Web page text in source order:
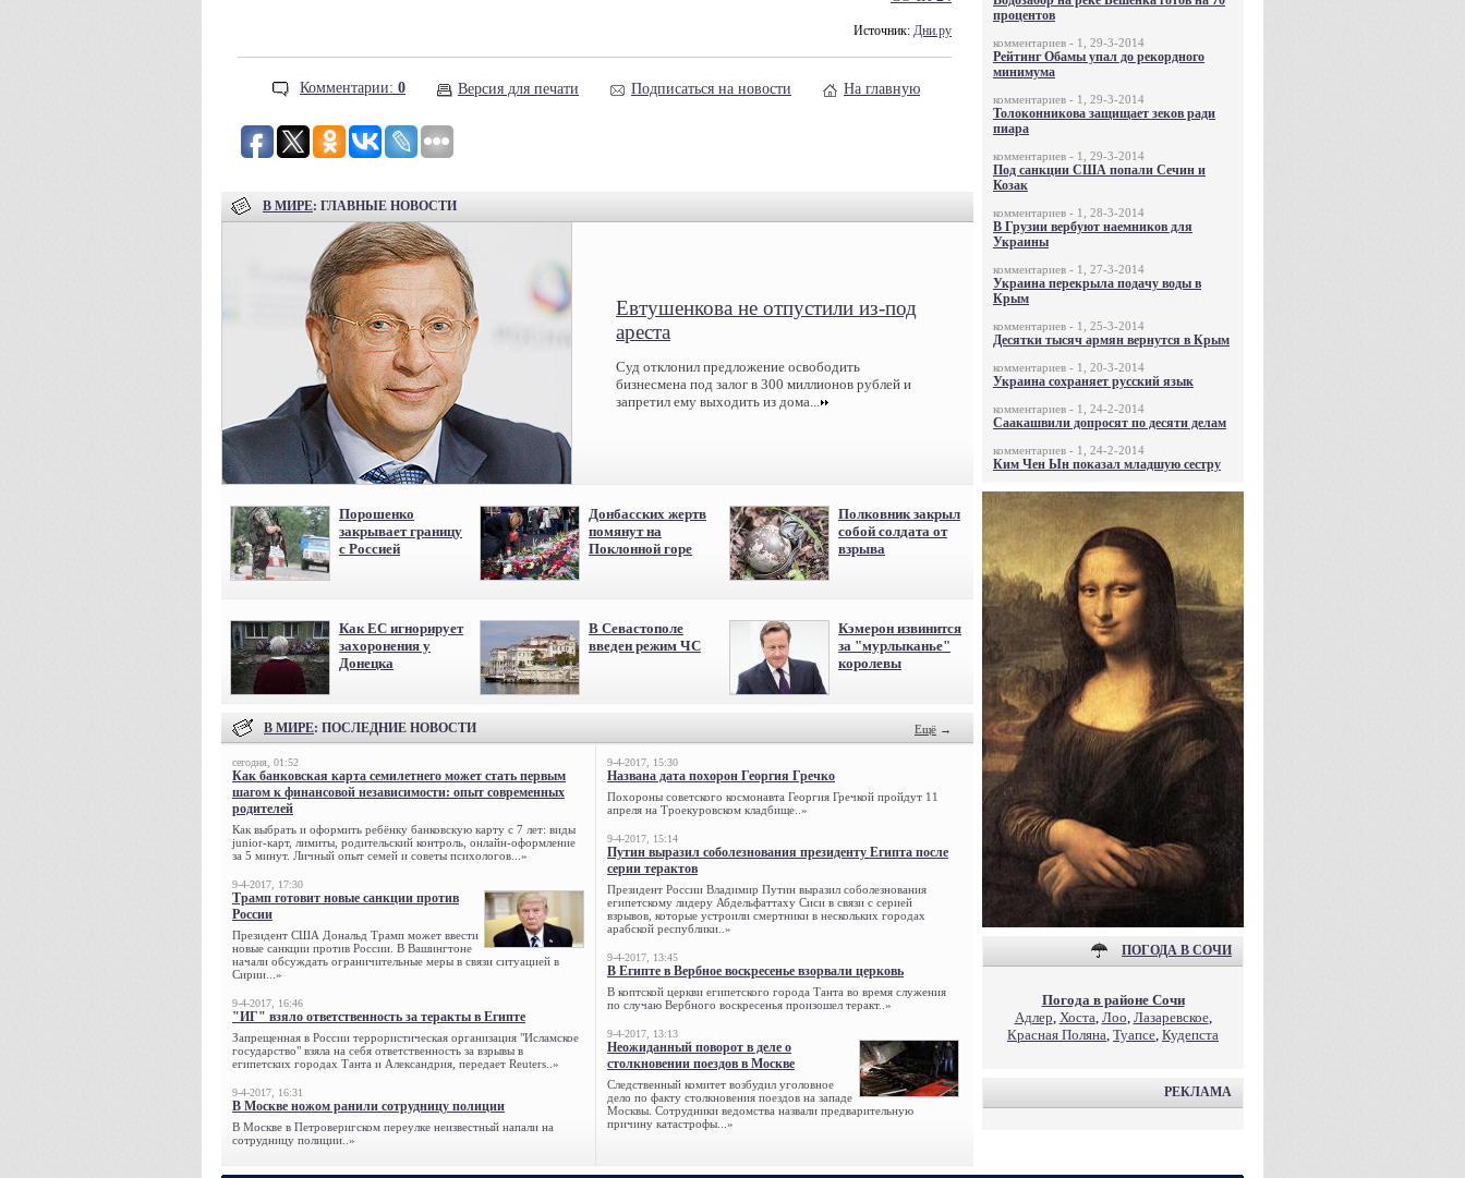
Источник: Дни.ру
Комментарии: 0 Версия для печати Подписаться на новости На главную
В МИРЕ: ГЛАВНЫЕ НОВОСТИ
Евтушенкова не отпустили из-под
ареста
Суд отклонил предложение освободить
бизнесмена под залог в 300 миллионов рублей и
запретил ему выходить из дома...
Порошенко
закрывает границу
с Россией
Донбасских жертв
помянут на
Поклонной горе
Полковник закрыл
собой солдата от
взрыва
Как ЕС игнорирует
захоронения у
Донецка
В Севастополе
введен режим ЧС
Кэмерон извинится
за "мурлыканье"
королевы
В МИРЕ: ПОСЛЕДНИЕ НОВОСТИ Ещё →
сегодня, 01:52
Как банковская карта семилетнего может стать первым
шагом к финансовой независимости: опыт современных
родителей
Как выбрать и оформить ребёнку банковскую карту с 7 лет: виды
junior-карт, лимиты, родительский контроль, онлайн-оформление
за 5 минут. Личный опыт семей и советы психологов...»
9-4-2017, 17:30
Трамп готовит новые санкции против
России
Президент США Дональд Трамп может ввести
новые санкции против России. В Вашингтоне
начали обсуждать ограничительные меры в связи ситуацией в
Сирии...»
9-4-2017, 16:46
"ИГ" взяло ответственность за теракты в Египте
Запрещенная в России террористическая организация "Исламское
государство" взяла на себя ответственность за взрывы в
египетских городах Танта и Александрия, передает Reuters..»
9-4-2017, 16:31
В Москве ножом ранили сотрудницу полиции
В Москве в Петроверигском переулке неизвестный напали на
сотрудницу полиции..»
9-4-2017, 15:30
Названа дата похорон Георгия Гречко
Похороны советского космонавта Георгия Гречкой пройдут 11
апреля на Троекуровском кладбище..»
9-4-2017, 15:14
Путин выразил соболезнования президенту Египта после
серии терактов
Президент России Владимир Путин выразил соболезнования
египетскому лидеру Абдельфаттаху Сиси в связи с серией
взрывов, которые устроили смертники в нескольких городах
арабской республики..»
9-4-2017, 13:45
В Египте в Вербное воскресенье взорвали церковь
В коптской церкви египетского города Танта во время служения
по случаю Вербного воскресенья произошел теракт..»
9-4-2017, 13:13
Неожиданный поворот в деле о
столкновении поездов в Москве
Следственный комитет возбудил уголовное
дело по факту столкновения поездов на западе
Москвы. Сотрудники ведомства назвали предварительную
причину катастрофы...»
процентов
комментариев - 1, 29-3-2014
Рейтинг Обамы упал до рекордного
минимума
комментариев - 1, 29-3-2014
Толоконникова защищает зеков ради
пиара
комментариев - 1, 29-3-2014
Под санкции США попали Сечин и
Козак
комментариев - 1, 28-3-2014
В Грузии вербуют наемников для
Украины
комментариев - 1, 27-3-2014
Украина перекрыла подачу воды в
Крым
комментариев - 1, 25-3-2014
Десятки тысяч армян вернутся в Крым
комментариев - 1, 20-3-2014
Украина сохраняет русский язык
комментариев - 1, 24-2-2014
Саакашвили допросят по десяти делам
комментариев - 1, 24-2-2014
Ким Чен Ын показал младшую сестру
ПОГОДА В СОЧИ
Погода в районе Сочи
Адлер, Хоста, Лоо, Лазаревское,
Красная Поляна, Туапсе, Кудепста
РЕКЛАМА